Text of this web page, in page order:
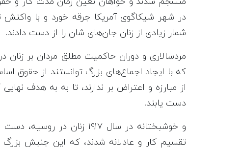
در شهر شیکاگوی آمریکا جرقه خورد و با
شمار زیادی از زنان جان‌های شان را از دست دادند.
مرد‌سالاری و دوران حاکمیت مطلق مردان بر زنان
که با ایجاد اجماع‌های بزرگ توانستند از حقوق
از مبارزه و اعتراض بر ندارند، تا به به هدف
دست یابند.
و خوشبختانه در سال ۱۹۱۷
تقسیم کار و عادلانه شدند، که این جنبش بزرگ